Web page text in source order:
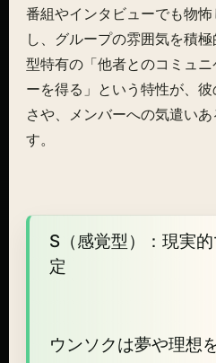
番組やインタビューでも物
し、グループの雰囲気を積
型特有の「他者とのコミュ
ーを得る」という特性が、
さや、メンバーへの気遣い
す。
S（感覚型）：現実
定
ウンソクは夢や理想